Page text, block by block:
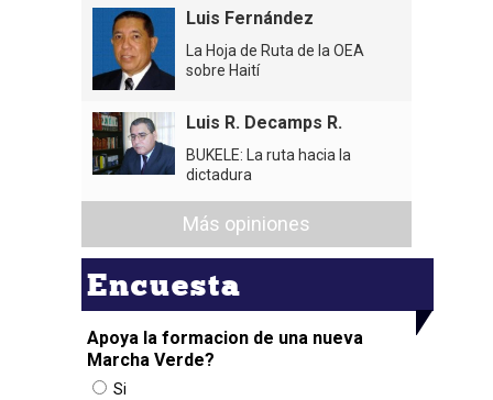
Luis Fernández
La Hoja de Ruta de la OEA
sobre Haití
Luis R. Decamps R.
BUKELE: La ruta hacia la
dictadura
Más opiniones
Encuesta
Apoya la formacion de una nueva
Marcha Verde?
Si